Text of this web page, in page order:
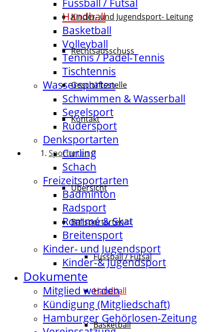
Kinder- und Jugendsport- Leitung
Rechtsausschuss
Geschäftsstelle
Kontakt
Sportarten
Übersicht
Ballsportarten
Fussball / Futsal
Handball
Basketball
Fussball / Futsal
Handball
Basketball
Volleyball
Tennis / Padel-Tennis
Tischtennis
Wassersporten
Schwimmen & Wasserball
Segelsport
Rudersport
Denksportarten
Curling
Schach
Freizeitsportarten
Badminton
Radsport
Rommé & Skat
Breitensport
Kinder- und Jugendsport
Kinder-& Jugendsport
Dokumente
Mitglied werden
Kündigung (Mitgliedschaft)
Hamburger Gehörlosen-Zeitung